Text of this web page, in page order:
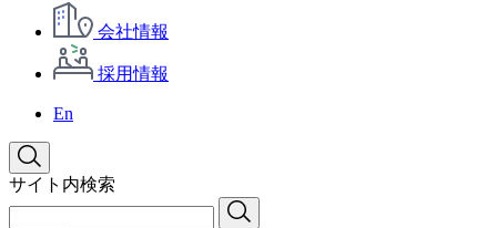
会社情報
採用情報
En
サイト内検索